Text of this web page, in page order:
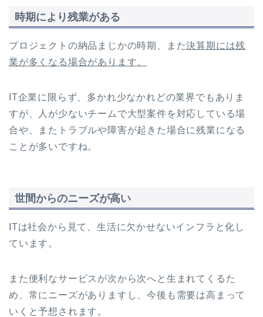
時期により残業がある
プロジェクトの納品まじかの時期、また決算期には残
業が多くなる場合があります。
IT企業に限らず、多かれ少なかれどの業界でもありま
すが、人が少ないチームで大型案件を対応している場
合や、またトラブルや障害が起きた場合に残業になる
ことが多いですね。
世間からのニーズが高い
ITは社会から見て、生活に欠かせないインフラと化し
ています。
また便利なサービスが次から次へと生まれてくるた
め、常にニーズがありますし、今後も需要は高まって
いくと予想されます。